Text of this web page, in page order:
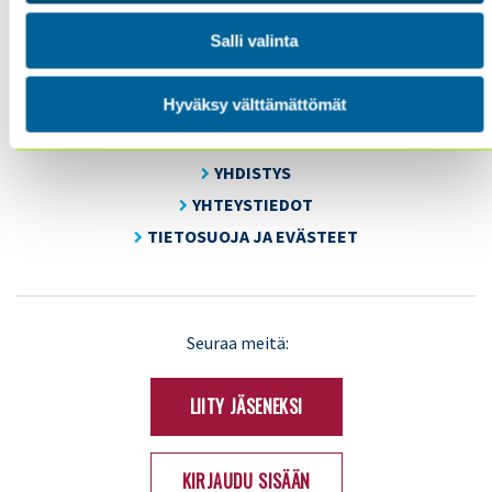
Salli valinta
Hyväksy välttämättömät
Tel. +358 (0)50 505 6669
SISÄINEN TARKASTUS
KOULUTUS & TAPAHTUMAT
AJANKOHTAISTA
YHDISTYS
YHTEYSTIEDOT
TIETOSUOJA JA EVÄSTEET
Seuraa meitä:
LIITY JÄSENEKSI
KIRJAUDU SISÄÄN